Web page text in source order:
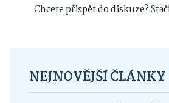
Chcete přispět do diskuze?
NEJNOVĚJŠÍ ČLÁNKY